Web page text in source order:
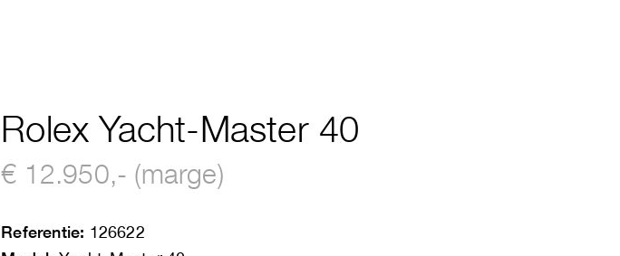
Rolex Yacht-Master 40
€ 12.950,- (marge)
Referentie: 126622